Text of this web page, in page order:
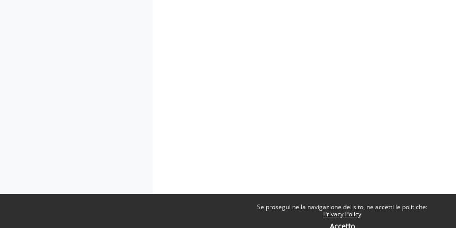
Se prosegui nella navigazione del sito, ne accetti le politiche:
Privacy Policy